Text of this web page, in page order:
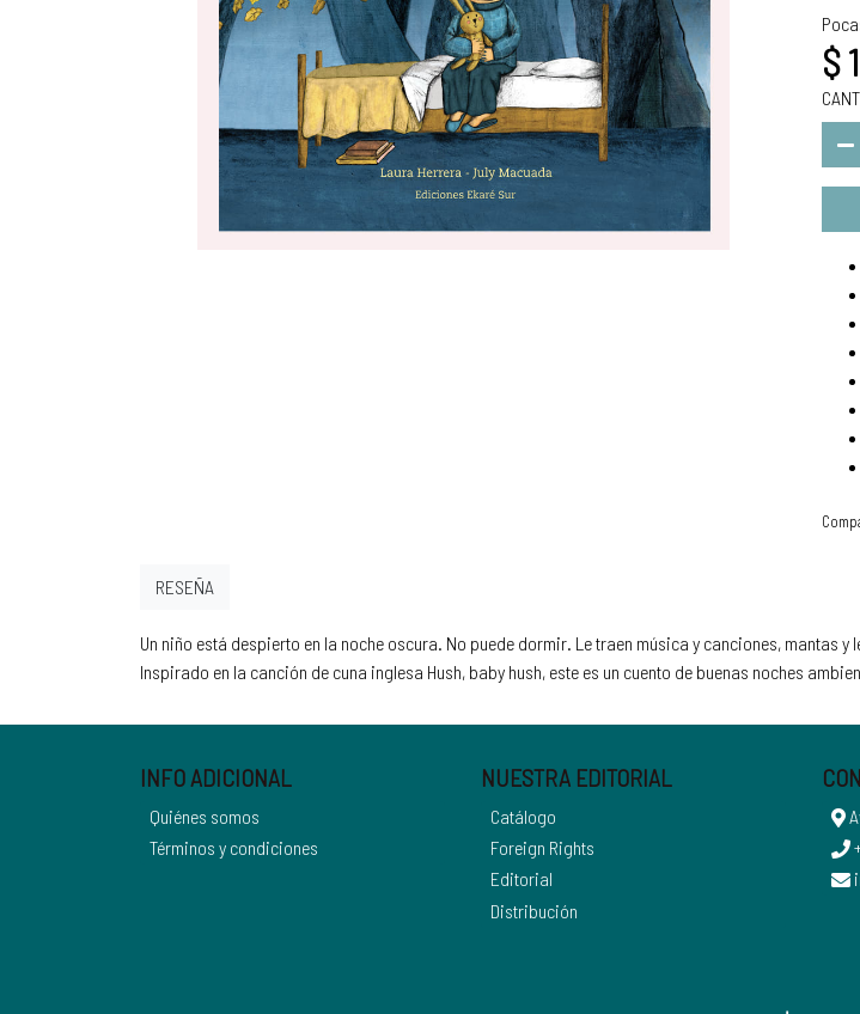
$
Un niño está despierto en la noche oscura. No puede dormir. Le traen música y canciones, mantas
Inspirado en la canción de cuna inglesa Hush, baby hush, este es un cuento de buenas noches
RESEÑA
INFO ADICIONAL
Quiénes somos
Términos y condiciones
NUESTRA EDITORIAL
Catálogo
Foreign Rights
Editorial
Distribución